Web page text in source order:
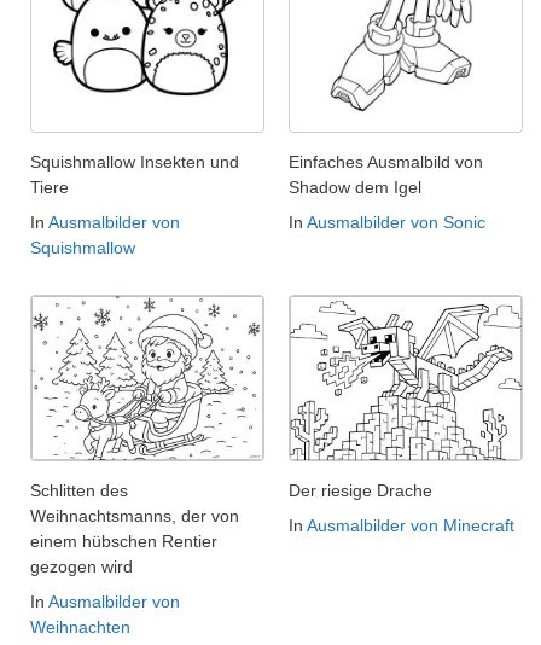
Squishmallow Insekten und
Tiere
In Ausmalbilder von
Squishmallow
Einfaches Ausmalbild von
Shadow dem Igel
In Ausmalbilder von Sonic
Schlitten des
Weihnachtsmanns, der von
einem hübschen Rentier
gezogen wird
In Ausmalbilder von
Weihnachten
Der riesige Drache
In Ausmalbilder von Minecraft